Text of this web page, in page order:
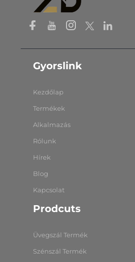
Gyorslink
Kezdőlap
Termékek
Alkalmazás
Rólunk
Hírek
Blog
Kapcsolat
Prodcuts
Üvegszál Termék
Szénszál Termék